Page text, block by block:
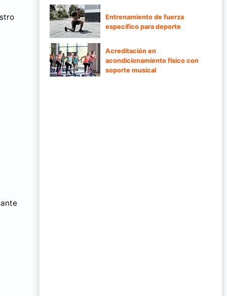
Entrenamiento de fuerza
específico para deporte
Acreditación en
acondicionamiento físico con
soporte musical